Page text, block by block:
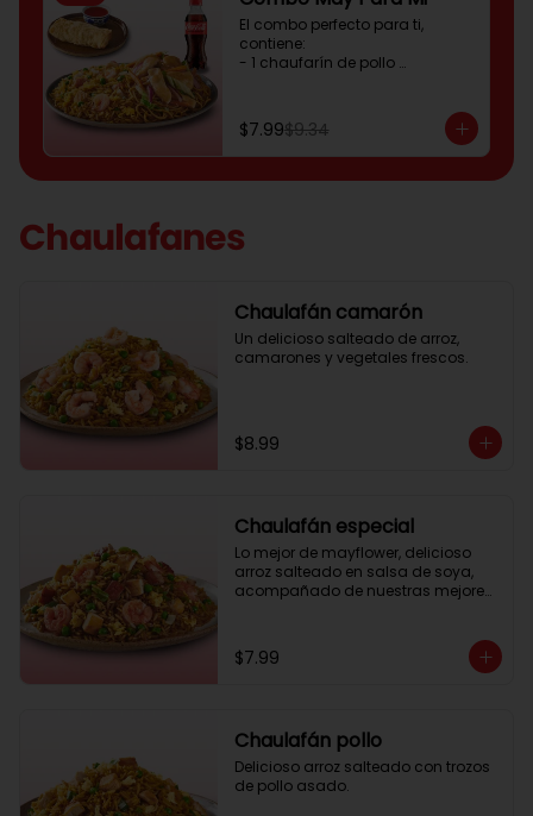
El combo perfecto para ti,
contiene:
- 1 chaufarín de pollo
$7.99$9.34
Chaulafanes
Chaulafán camarón
Un delicioso salteado de arroz,
camarones y vegetales frescos.
$8.99
Chaulafán especial
Lo mejor de mayflower, delicioso
arroz salteado en salsa de soya,
acompañado de nuestras mejores
$7.99
Chaulafán pollo
Delicioso arroz salteado con trozos
de pollo asado.